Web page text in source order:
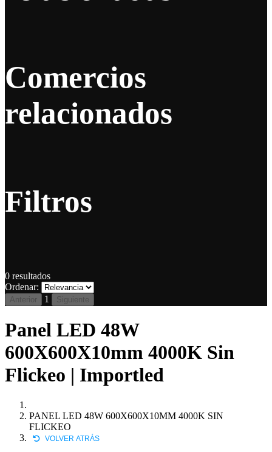
Comercios
relacionados
Filtros
0 resultados
Ordenar:
Anterior 1 Siguiente
Panel LED 48W
600X600X10mm 4000K Sin
Flickeo | Importled
PANEL LED 48W 600X600X10MM 4000K SIN
FLICKEO
VOLVER ATRÁS